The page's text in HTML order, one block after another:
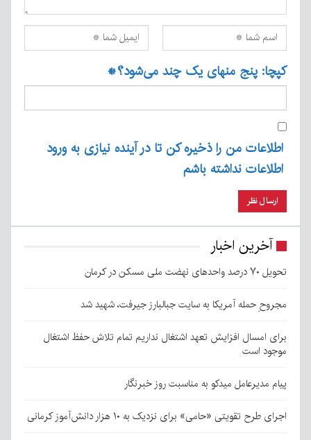
کپچا: پنج منهای یک چند می‌شود؟*
اطلاعات من را ذخیره کن تا در آینده نیازی به ورود
اطلاعات نداشته باشم
آخرین اخبار
تحویل ۷۰ درصد واحدهای نهضت ملی مسکن در کرمان
مجروحِ حمله آمریکا به سایت جبالبارز جیرفت، شهید شد
برای امسال افزایش تعهد اشتغال نداریم تمام تلاش حفظ اشتغال
موجود است
پیام مدیرعامل میدکو به مناسبت روز خبرنگار
اجرای طرح تقویتی «حامی» برای نزدیک به ۱۰ هزار دانش‌آموز کرمانی